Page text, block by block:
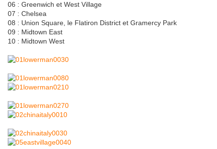
06 : Greenwich et West Village
07 : Chelsea
08 : Union Square, le Flatiron District et Gramercy Park
09 : Midtown East
10 : Midtown West